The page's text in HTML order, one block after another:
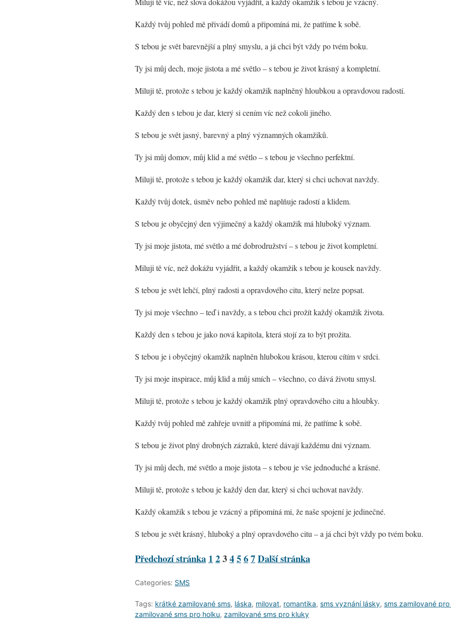
Každý tvůj pohled mě přivádí domů a připomíná mi, že patříme k sobě.
S tebou je svět barevnější a plný smyslu, a já chci být vždy po tvém boku.
Ty jsi můj dech, moje jistota a mé světlo – s tebou je život krásný a kompletní.
Miluji tě, protože s tebou je každý okamžik naplněný hloubkou a opravdovou radostí.
Každý den s tebou je dar, který si cením víc než cokoli jiného.
S tebou je svět jasný, barevný a plný významných okamžiků.
Ty jsi můj domov, můj klid a mé světlo – s tebou je všechno perfektní.
Miluji tě, protože s tebou je každý okamžik dar, který si chci uchovat navždy.
Každý tvůj dotek, úsměv nebo pohled mě naplňuje radostí a klidem.
S tebou je obyčejný den výjimečný a každý okamžik má hluboký význam.
Ty jsi moje jistota, mé světlo a mé dobrodružství – s tebou je život kompletní.
Miluji tě víc, než dokážu vyjádřit, a každý okamžik s tebou je kousek navždy.
S tebou je svět lehčí, plný radosti a opravdového citu, který nelze popsat.
Ty jsi moje všechno – teď i navždy, a s tebou chci prožít každý okamžik života.
Každý den s tebou je jako nová kapitola, která stojí za to být prožita.
S tebou je i obyčejný okamžik naplněn hlubokou krásou, kterou cítím v srdci.
Ty jsi moje inspirace, můj klid a můj smích – všechno, co dává životu smysl.
Miluji tě, protože s tebou je každý okamžik plný opravdového citu a hloubky.
Každý tvůj pohled mě zahřeje uvnitř a připomíná mi, že patříme k sobě.
S tebou je život plný drobných zázraků, které dávají každému dni význam.
Ty jsi můj dech, mé světlo a moje jistota – s tebou je vše jednoduché a krásné.
Miluji tě, protože s tebou je každý den dar, který si chci uchovat navždy.
Každý okamžik s tebou je vzácný a připomíná mi, že naše spojení je jedinečné.
S tebou je svět krásný, hluboký a plný opravdového citu – a já chci být vždy po tvém boku.
Předchozí stránka 1234567Další stránka
Categories: SMS
Tags: krátké zamilované sms, láska, milovat, romantika, sms vyznání lásky, sms zamilované
zamilované sms pro holku, zamilované sms pro kluky